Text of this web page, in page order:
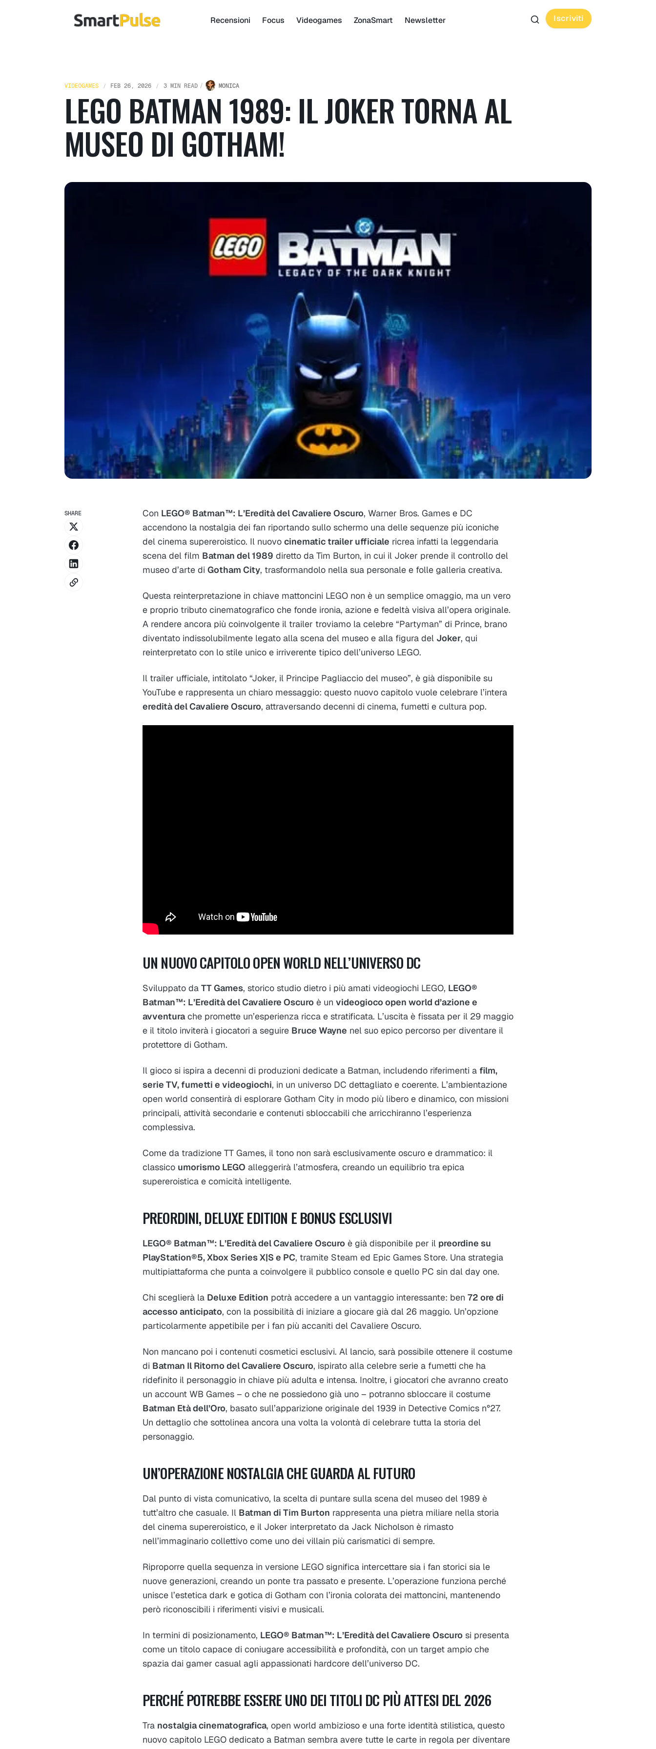
Recensioni Focus Videogames ZonaSmart Newsletter Iscriviti
VIDEOGAMES FEB 26, 2026 3 MIN READ MONICA
LEGO BATMAN 1989: IL JOKER TORNA AL
MUSEO DI GOTHAM!
Con LEGO® Batman™: L’Eredità del Cavaliere Oscuro, Warner Bros. Games e DC
accendono la nostalgia dei fan riportando sullo schermo una delle sequenze più iconiche
del cinema supereroistico. Il nuovo cinematic trailer ufficiale ricrea infatti la leggendaria
scena del film Batman del 1989 diretto da Tim Burton, in cui il Joker prende il controllo del
museo d’arte di Gotham City, trasformandolo nella sua personale e folle galleria creativa.
Questa reinterpretazione in chiave mattoncini LEGO non è un semplice omaggio, ma un vero
e proprio tributo cinematografico che fonde ironia, azione e fedeltà visiva all’opera originale.
A rendere ancora più coinvolgente il trailer troviamo la celebre “Partyman” di Prince, brano
diventato indissolubilmente legato alla scena del museo e alla figura del Joker, qui
reinterpretato con lo stile unico e irriverente tipico dell’universo LEGO.
Il trailer ufficiale, intitolato “Joker, il Principe Pagliaccio del museo”, è già disponibile su
YouTube e rappresenta un chiaro messaggio: questo nuovo capitolo vuole celebrare l’intera
eredità del Cavaliere Oscuro, attraversando decenni di cinema, fumetti e cultura pop.
UN NUOVO CAPITOLO OPEN WORLD NELL’UNIVERSO DC
Sviluppato da TT Games, storico studio dietro i più amati videogiochi LEGO, LEGO®
Batman™: L’Eredità del Cavaliere Oscuro è un videogioco open world d’azione e
avventurache promette un’esperienza ricca e stratificata. L’uscita è fissata per il 29 maggio
e il titolo inviterà i giocatori a seguire Bruce Wayne nel suo epico percorso per diventare il
protettore di Gotham.
Il gioco si ispira a decenni di produzioni dedicate a Batman, includendo riferimenti a film,
serie TV, fumetti e videogiochi, in un universo DC dettagliato e coerente. L’ambientazione
open world consentirà di esplorare Gotham City in modo più libero e dinamico, con missioni
principali, attività secondarie e contenuti sbloccabili che arricchiranno l’esperienza
complessiva.
Come da tradizione TT Games, il tono non sarà esclusivamente oscuro e drammatico: il
classico umorismo LEGO alleggerirà l’atmosfera, creando un equilibrio tra epica
supereroistica e comicità intelligente.
PREORDINI, DELUXE EDITION E BONUS ESCLUSIVI
LEGO® Batman™: L’Eredità del Cavaliere Oscuro è già disponibile per il preordine su
PlayStation®5, Xbox Series X|S e PC, tramite Steam ed Epic Games Store. Una strategia
multipiattaforma che punta a coinvolgere il pubblico console e quello PC sin dal day one.
Chi sceglierà la Deluxe Edition potrà accedere a un vantaggio interessante: ben 72 ore di
accesso anticipato, con la possibilità di iniziare a giocare già dal 26 maggio. Un’opzione
particolarmente appetibile per i fan più accaniti del Cavaliere Oscuro.
Non mancano poi i contenuti cosmetici esclusivi. Al lancio, sarà possibile ottenere il costume
di Batman Il Ritorno del Cavaliere Oscuro, ispirato alla celebre serie a fumetti che ha
ridefinito il personaggio in chiave più adulta e intensa. Inoltre, i giocatori che avranno creato
un account WB Games – o che ne possiedono già uno – potranno sbloccare il costume
Batman Età dell’Oro, basato sull’apparizione originale del 1939 in Detective Comics n°27.
Un dettaglio che sottolinea ancora una volta la volontà di celebrare tutta la storia del
personaggio.
UN’OPERAZIONE NOSTALGIA CHE GUARDA AL FUTURO
Dal punto di vista comunicativo, la scelta di puntare sulla scena del museo del 1989 è
tutt’altro che casuale. Il Batman di Tim Burton rappresenta una pietra miliare nella storia
del cinema supereroistico, e il Joker interpretato da Jack Nicholson è rimasto
nell’immaginario collettivo come uno dei villain più carismatici di sempre.
Riproporre quella sequenza in versione LEGO significa intercettare sia i fan storici sia le
nuove generazioni, creando un ponte tra passato e presente. L’operazione funziona perché
unisce l’estetica dark e gotica di Gotham con l’ironia colorata dei mattoncini, mantenendo
però riconoscibili i riferimenti visivi e musicali.
In termini di posizionamento, LEGO® Batman™: L’Eredità del Cavaliere Oscuro si presenta
come un titolo capace di coniugare accessibilità e profondità, con un target ampio che
spazia dai gamer casual agli appassionati hardcore dell’universo DC.
PERCHÉ POTREBBE ESSERE UNO DEI TITOLI DC PIÙ ATTESI DEL 2026
Tra nostalgia cinematografica, open world ambizioso e una forte identità stilistica, questo
nuovo capitolo LEGO dedicato a Batman sembra avere tutte le carte in regola per diventare
SHARE